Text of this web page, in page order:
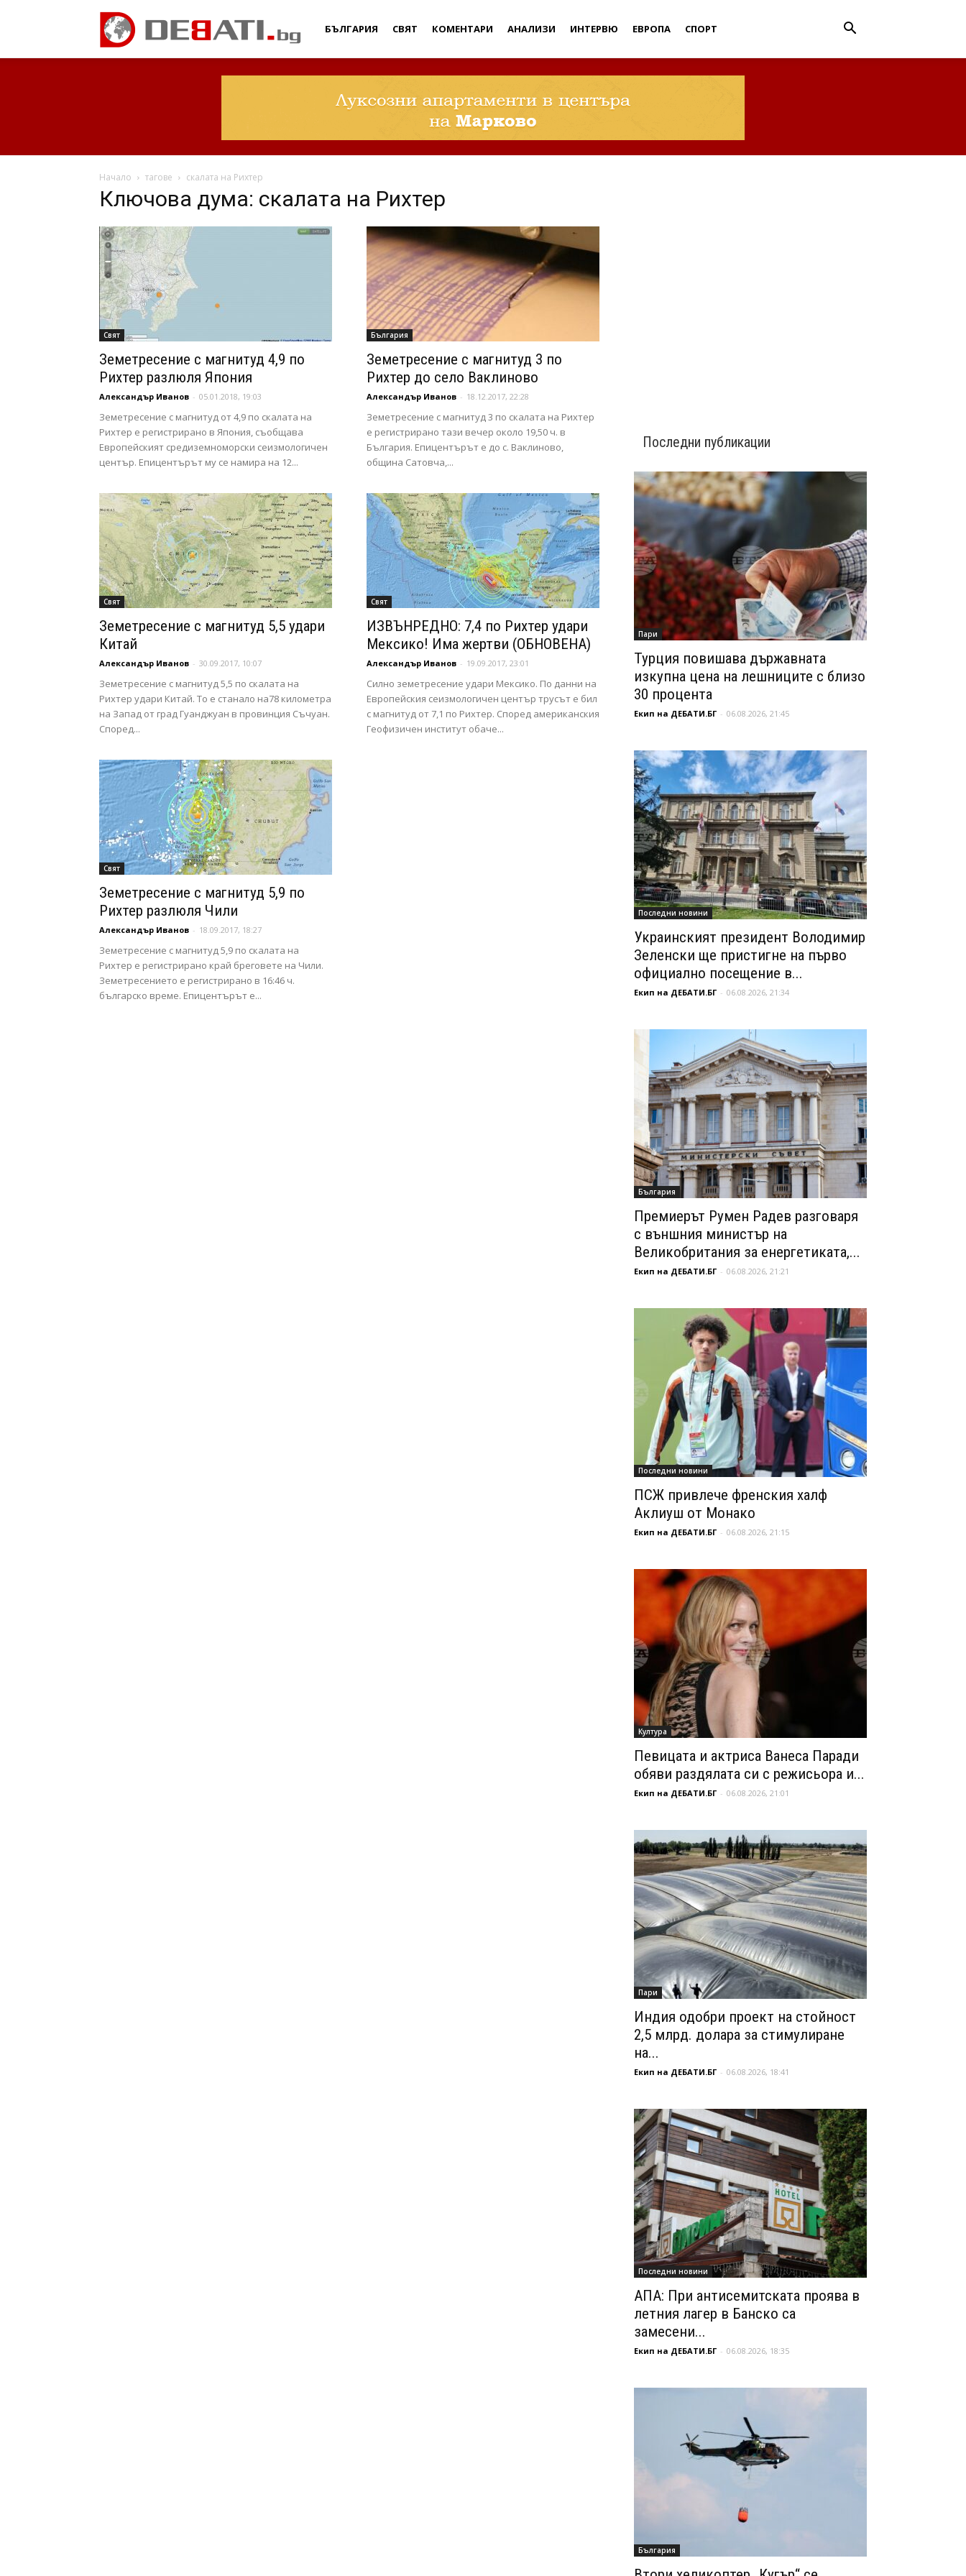
Дебати
БЪЛГАРИЯ СВЯТ КОМЕНТАРИ АНАЛИЗИ ИНТЕРВЮ ЕВРОПА СПОРТ
Начало тагове скалата на Рихтер
Ключова дума: скалата на Рихтер
Свят
Земетресение с магнитуд 4,9 по
Рихтер разлюля Япония
Александър Иванов - 05.01.2018, 19:03
Земетресение с магнитуд от 4,9 по скалата на
Рихтер е регистрирано в Япония, съобщава
Европейският средиземноморски сеизмологичен
център. Епицентърът му се намира на 12...
България
Земетресение с магнитуд 3 по
Рихтер до село Ваклиново
Александър Иванов - 18.12.2017, 22:28
Земетресение с магнитуд 3 по скалата на Рихтер
е регистрирано тази вечер около 19,50 ч. в
България. Епицентърът е до с. Ваклиново,
община Сатовча,...
Свят
Земетресение с магнитуд 5,5 удари
Китай
Александър Иванов - 30.09.2017, 10:07
Земетресение с магнитуд 5,5 по скалата на
Рихтер удари Китай. То е станало на78 километра
на Запад от град Гуанджуан в провинция Съчуан.
Според...
Свят
ИЗВЪНРЕДНО: 7,4 по Рихтер удари
Мексико! Има жертви (ОБНОВЕНА)
Александър Иванов - 19.09.2017, 23:01
Силно земетресение удари Мексико. По данни на
Европейския сеизмологичен център трусът е бил
с магнитуд от 7,1 по Рихтер. Според американския
Геофизичен институт обаче...
Свят
Земетресение с магнитуд 5,9 по
Рихтер разлюля Чили
Александър Иванов - 18.09.2017, 18:27
Земетресение с магнитуд 5,9 по скалата на
Рихтер е регистрирано край бреговете на Чили.
Земетресението е регистрирано в 16:46 ч.
българско време. Епицентърът е...
Последни публикации
Пари
Турция повишава държавната
изкупна цена на лешниците с близо
30 процента
Екип на ДЕБАТИ.БГ - 06.08.2026, 21:45
Последни новини
Украинският президент Володимир
Зеленски ще пристигне на първо
официално посещение в...
Екип на ДЕБАТИ.БГ - 06.08.2026, 21:34
България
Премиерът Румен Радев разговаря
с външния министър на
Великобритания за енергетиката,...
Екип на ДЕБАТИ.БГ - 06.08.2026, 21:21
Последни новини
ПСЖ привлече френския халф
Аклиуш от Монако
Екип на ДЕБАТИ.БГ - 06.08.2026, 21:15
Култура
Певицата и актриса Ванеса Паради
обяви раздялата си с режисьора и...
Екип на ДЕБАТИ.БГ - 06.08.2026, 21:01
Пари
Индия одобри проект на стойност
2,5 млрд. долара за стимулиране
на...
Екип на ДЕБАТИ.БГ - 06.08.2026, 18:41
Последни новини
АПА: При антисемитската проява в
летния лагер в Банско са
замесени...
Екип на ДЕБАТИ.БГ - 06.08.2026, 18:35
България